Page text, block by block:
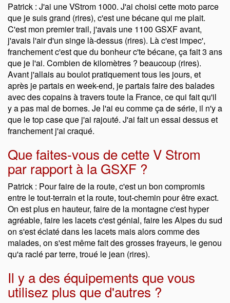
Patrick : J'ai une VStrom 1000. J'ai choisi cette moto parce
que je suis grand (rires), c'est une bécane qui me plait.
C'est mon premier trail, j'avais une 1100 GSXF avant,
j'avais l'air d'un singe là-dessus (rires). Là c'est impec',
franchement c'est que du bonheur c'te bécane, ça fait 3 ans
que je l'ai. Combien de kilomètres ? beaucoup (rires).
Avant j'allais au boulot pratiquement tous les jours, et
après je partais en week-end, je partais faire des balades
avec des copains à travers toute la France, ce qui fait qu'il
y a pas mal de bornes. Je l'ai eu comme ça de série, il n'y a
que le top case que j'ai rajouté. J'ai fait un essai dessus et
franchement j'ai craqué.
Que faites-vous de cette V Strom
par rapport à la GSXF ?
Patrick : Pour faire de la route, c'est un bon compromis
entre le tout-terrain et la route, tout-chemin pour être exact.
On est plus en hauteur, faire de la montagne c'est hyper
agréable, faire les lacets c'est génial, faire les Alpes du sud
on s'est éclaté dans les lacets mais alors comme des
malades, on s'est même fait des grosses frayeurs, le genou
qu'a raclé par terre, troué le jean (rires).
Il y a des équipements que vous
utilisez plus que d'autres ?